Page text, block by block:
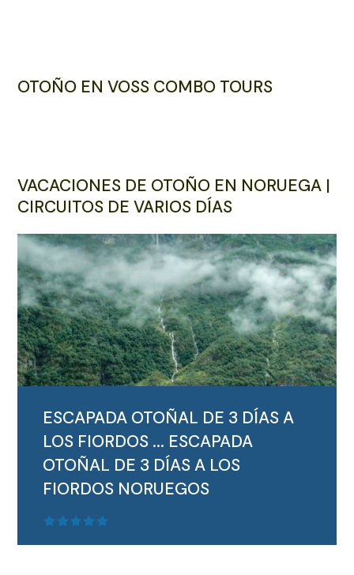
OTOÑO EN VOSS COMBO TOURS
VACACIONES DE OTOÑO EN NORUEGA |
CIRCUITOS DE VARIOS DÍAS
ESCAPADA OTOÑAL DE 3 DÍAS A
LOS FIORDOS ... ESCAPADA
OTOÑAL DE 3 DÍAS A LOS
FIORDOS NORUEGOS